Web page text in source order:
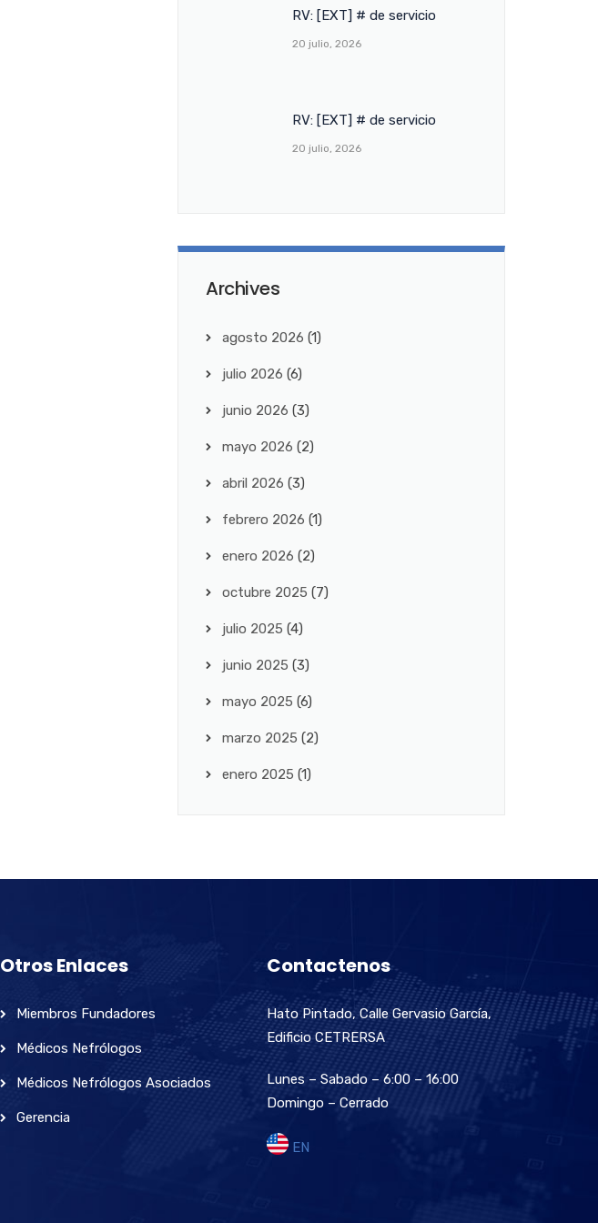
RV: [EXT] # de servicio
20 julio, 2026
RV: [EXT] # de servicio
20 julio, 2026
Archives
agosto 2026 (1)
julio 2026 (6)
junio 2026 (3)
mayo 2026 (2)
abril 2026 (3)
febrero 2026 (1)
enero 2026 (2)
octubre 2025 (7)
julio 2025 (4)
junio 2025 (3)
mayo 2025 (6)
marzo 2025 (2)
enero 2025 (1)
Otros Enlaces
Miembros Fundadores
Médicos Nefrólogos
Médicos Nefrólogos Asociados
Gerencia
Contactenos
Hato Pintado, Calle Gervasio García,
Edificio CETRERSA
Lunes – Sabado – 6:00 – 16:00
Domingo – Cerrado
EN